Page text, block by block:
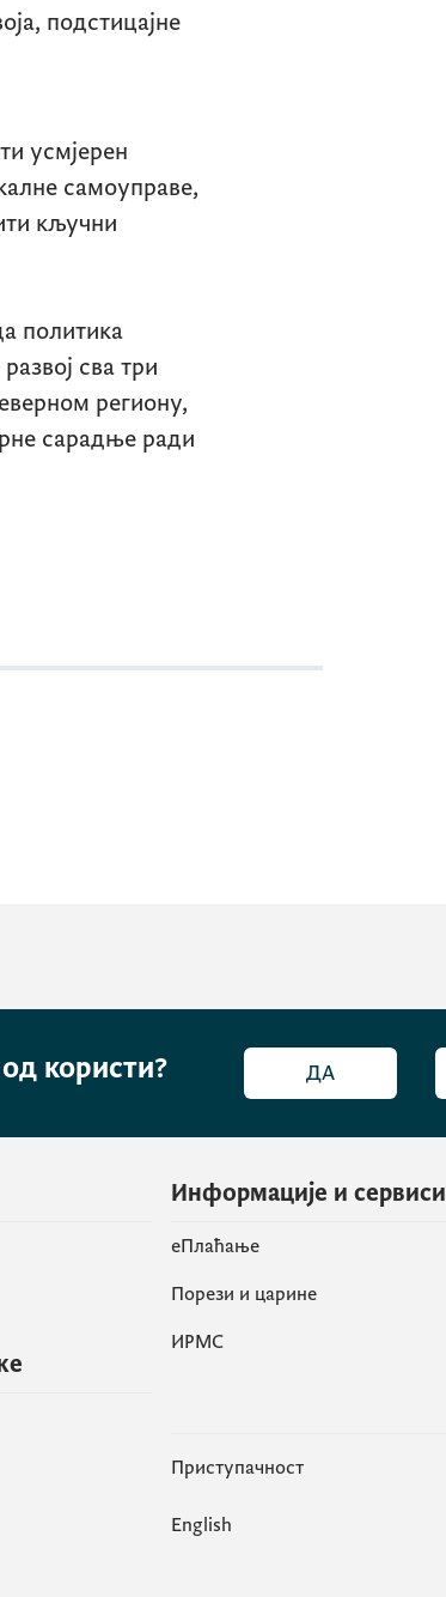
подстицајне
усмјерен
самоуправе,
кључни
политика
сва три
региону,
сарадње ради
користи? ДА
Информације и сервиси
eПлаћање
Порези и царине
ИРМС
Приступачност
English